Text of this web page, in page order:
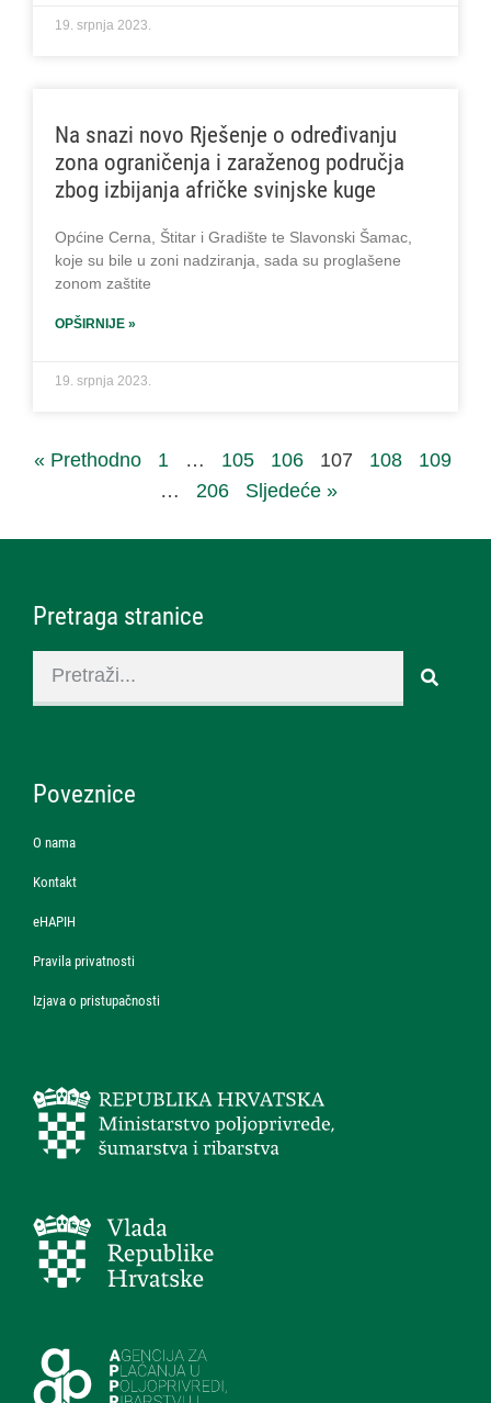
19. srpnja 2023.
Na snazi novo Rješenje o određivanju
zona ograničenja i zaraženog područja
zbog izbijanja afričke svinjske kuge
Općine Cerna, Štitar i Gradište te Slavonski Šamac,
koje su bile u zoni nadziranja, sada su proglašene
zonom zaštite
OPŠIRNIJE »
19. srpnja 2023.
« Prethodno 1 … 105 106 107 108
109
…
206 Sljedeće »
Pretraga stranice
Poveznice
O nama
Kontakt
eHAPIH
Pravila privatnosti
Izjava o pristupačnosti